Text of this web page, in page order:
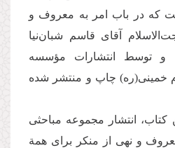
است که در باب امر به معروف و
آقای قاسم شبان‌نیا
و توسط انتشارات مؤسسه
خمینی(ره) چاپ و منتشر شده
انتشار مجموعه مباحثی
و نهی از منکر برای همة